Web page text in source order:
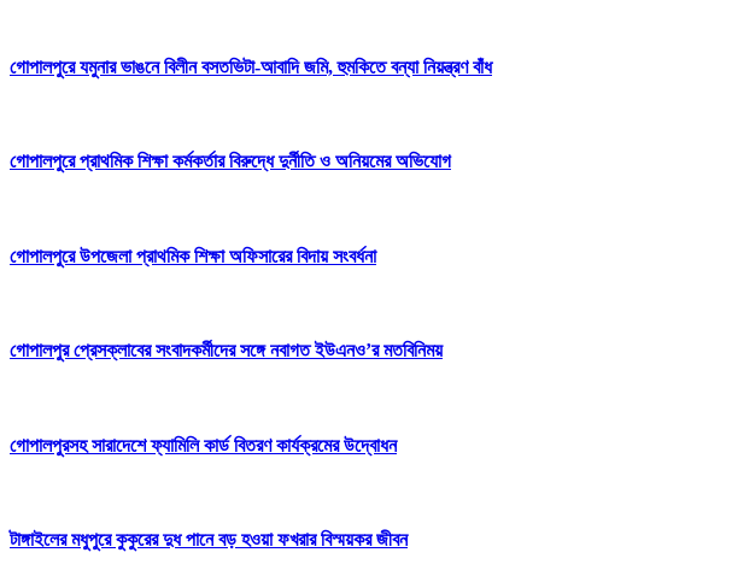
গোপালপুরে যমুনার ভাঙনে বিলীন বসতভিটা-আবাদি জমি, হুমকিতে বন্যা নিয়ন্ত্রণ বাঁধ
গোপালপুরে প্রাথমিক শিক্ষা কর্মকর্তার বিরুদ্ধে দুর্নীতি ও অনিয়মের অভিযোগ
গোপালপুরে উপজেলা প্রাথমিক শিক্ষা অফিসারের বিদায় সংবর্ধনা
গোপালপুর প্রেসক্লাবের সংবাদকর্মীদের সঙ্গে নবাগত ইউএনও’র মতবিনিময়
গোপালপুরসহ সারাদেশে ফ্যামিলি কার্ড বিতরণ কার্যক্রমের উদ্বোধন
টাঙ্গাইলের মধুপুরে কুকুরের দুধ পানে বড় হওয়া ফখরার বিস্ময়কর জীবন